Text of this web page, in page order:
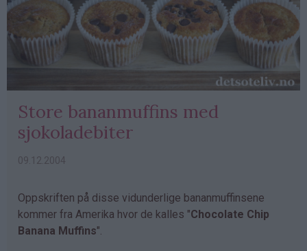
Store bananmuffins med
sjokoladebiter
09.12.2004
Oppskriften på disse vidunderlige bananmuffinsene
kommer fra Amerika hvor de kalles "Chocolate Chip
Banana Muffins".